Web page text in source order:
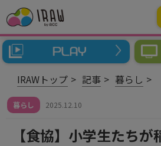
IRAWトップ 記事 暮らし
暮らし 2025.12.10
【食協】小学生たちが